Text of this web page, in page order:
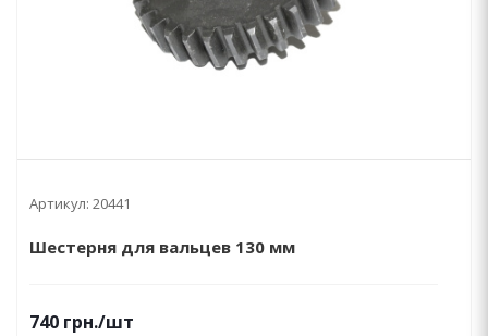
Артикул: 20441
Шестерня для вальцев 130 мм
740 грн./шт